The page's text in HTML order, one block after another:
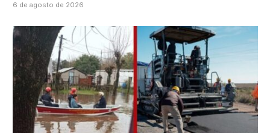
6 de agosto de 2026